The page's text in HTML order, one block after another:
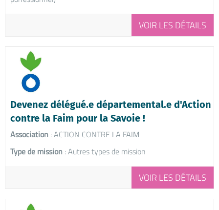
VOIR LES DÉTAILS
Devenez délégué.e départemental.e d'Action
contre la Faim pour la Savoie !
Association : ACTION CONTRE LA FAIM
Type de mission : Autres types de mission
VOIR LES DÉTAILS